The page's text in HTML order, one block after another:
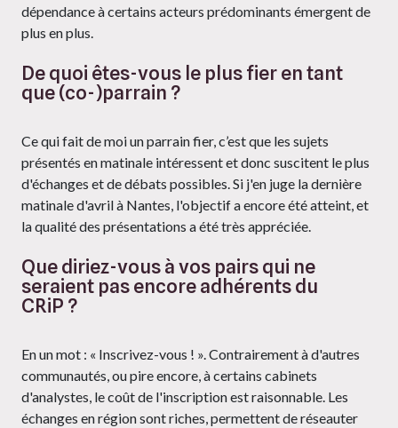
dépendance à certains acteurs prédominants émergent de
plus en plus.
De quoi êtes-vous le plus fier en tant
que (co-)parrain ?
Ce qui fait de moi un parrain fier, c’est que les sujets
présentés en matinale intéressent et donc suscitent le plus
d'échanges et de débats possibles. Si j'en juge la dernière
matinale d'avril à Nantes, l'objectif a encore été atteint, et
la qualité des présentations a été très appréciée.
Que diriez-vous à vos pairs qui ne
seraient pas encore adhérents du
CRiP ?
En un mot : « Inscrivez-vous ! ». Contrairement à d'autres
communautés, ou pire encore, à certains cabinets
d'analystes, le coût de l'inscription est raisonnable. Les
échanges en région sont riches, permettent de réseauter